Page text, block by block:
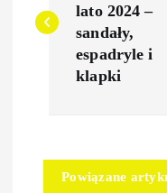
w
a
lato 2024 –
sandały,
espadryle i
klapki
Powiązane